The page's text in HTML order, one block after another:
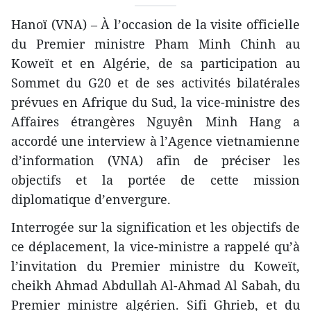
Hanoï (VNA) – À l’occasion de la visite officielle
du Premier ministre Pham Minh Chinh au
Koweït et en Algérie, de sa participation au
Sommet du G20 et de ses activités bilatérales
prévues en Afrique du Sud, la vice-ministre des
Affaires étrangères Nguyên Minh Hang a
accordé une interview à l’Agence vietnamienne
d’information (VNA) afin de préciser les
objectifs et la portée de cette mission
diplomatique d’envergure.
Interrogée sur la signification et les objectifs de
ce déplacement, la vice-ministre a rappelé qu’à
l’invitation du Premier ministre du Koweït,
cheikh Ahmad Abdullah Al-Ahmad Al Sabah, du
Premier ministre algérien. Sifi Ghrieb, et du